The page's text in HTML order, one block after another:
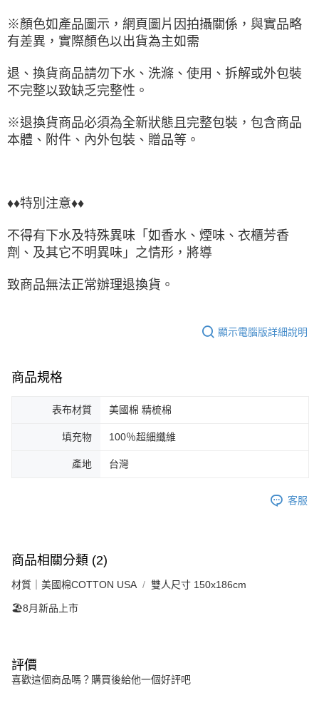
※顏色如產品圖示，網頁圖片因拍攝關係，與實品略
有差異，實際顏色以出貨為主如需
退、換貨商品請勿下水、洗滌、使用、拆解或外包裝
不完整以致缺乏完整性。
※退換貨商品必須為全新狀態且完整包裝，包含商品
本體、附件、內外包裝、贈品等。
♦♦特別注意♦♦
不得有下水及特殊異味「如香水、煙味、衣櫃芳香
劑、及其它不明異味」之情形，將導
致商品無法正常辦理退換貨。
顯示電腦版詳細說明
商品規格
表布材質 美國棉 精梳棉
填充物 100％超細纖維
產地 台灣
客服
商品相關分類 (2)
材質｜美國棉COTTON USA 雙人尺寸 150x186cm
🏖️8月新品上市
評價
喜歡這個商品嗎？購買後給他一個好評吧